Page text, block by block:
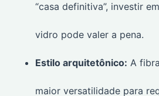
“casa definitiva”, investir
vidro pode valer a pena.
Estilo arquitetônico: A
maior versatilidade para